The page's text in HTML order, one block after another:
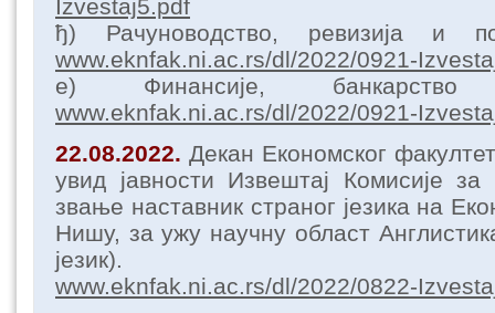
Izvestaj5.pdf
ђ) Рачуноводство, ревизија и
www.eknfak.ni.ac.rs/dl/2022/0921-
е) Финансије,
www.eknfak.ni.ac.rs/dl/2022/0921-
22.08.2022. Декан Економског
увид јавности Извештај Комисије
звање наставник страног језика на
Нишу, за ужу научну област
језик).
www.eknfak.ni.ac.rs/dl/2022/0822-